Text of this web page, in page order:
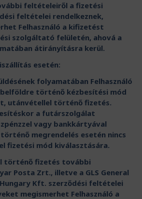
feltételeiről a fizetési
feltételei rendelkeznek,
Felhasználó a kifizetést
szolgáltató felületén, ahová a
átirányításra kerül.
esetén:
folyamatában Felhasználó
történő kézbesítési mód
utánvétellel történő fizetés.
a futárszolgálat
vagy bankkártyával
megrendelés esetén nincs
fizetési mód kiválasztására.
történő fizetés további
Posta Zrt., illetve a GLS General
Kft. szerződési feltételei
megismerhet Felhasználó a